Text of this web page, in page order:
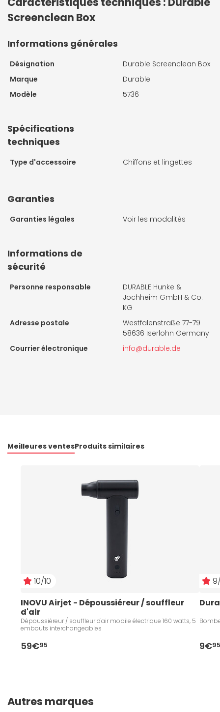
Screenclean Box
Informations générales
Désignation
Durable Screenclean Box
Marque
Durable
Modèle
5736
Spécifications
techniques
Type d'accessoire Chiffons et lingettes
Garanties
Garanties légales Voir les modalités
Informations de
sécurité
Personne responsable
DURABLE Hunke &
Jochheim GmbH & Co.
KG
Adresse postale
Westfalenstraße 77-79
58636 Iserlohn Germany
Courrier électronique
info@durable.de
Meilleures ventesProduits similaires
10/10
INOVU Airjet - Dépoussiéreur / souffleur
d'air
Dépoussiéreur / souffleur d'air mobile électrique 160 watts, 5
embouts interchangeables
59€95 9€
Autres marques